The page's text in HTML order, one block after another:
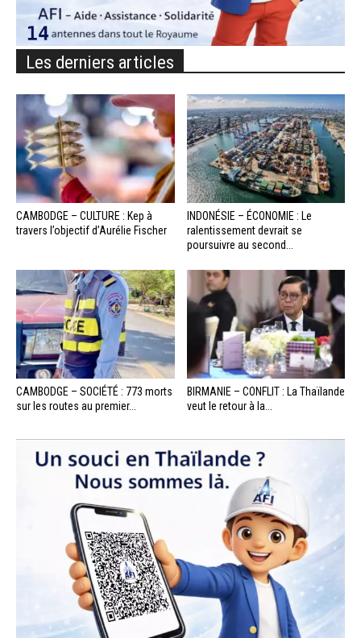
Les derniers articles
CAMBODGE – CULTURE : Kep à
travers l’objectif d’Aurélie Fischer
INDONÉSIE – ÉCONOMIE : Le
ralentissement devrait se
poursuivre au second...
CAMBODGE – SOCIÉTÉ : 773 morts
sur les routes au premier...
BIRMANIE – CONFLIT : La Thaïlande
veut le retour à la...